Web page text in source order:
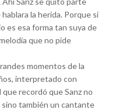
la herida. Porque si
es esa forma tan suya de
que no pide
momentos de la
interpretado con
recordó que Sanz no
también un cantante